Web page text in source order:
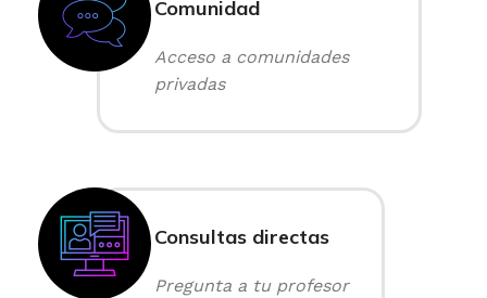
Comunidad
Acceso a comunidades
privadas
Consultas directas
Pregunta a tu profesor